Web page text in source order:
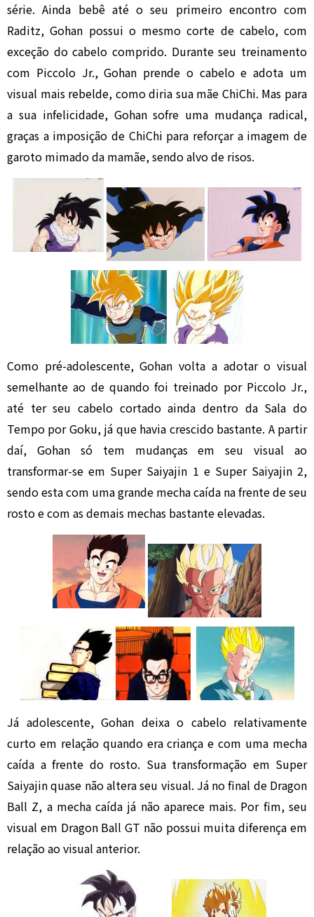
série. Ainda bebê até o seu primeiro encontro com
Raditz, Gohan possui o mesmo corte de cabelo, com
exceção do cabelo comprido. Durante seu treinamento
com Piccolo Jr., Gohan prende o cabelo e adota um
visual mais rebelde, como diria sua mãe ChiChi. Mas para
a sua infelicidade, Gohan sofre uma mudança radical,
graças a imposição de ChiChi para reforçar a imagem de
garoto mimado da mamãe, sendo alvo de risos.
Como pré-adolescente, Gohan volta a adotar o visual
semelhante ao de quando foi treinado por Piccolo Jr.,
até ter seu cabelo cortado ainda dentro da Sala do
Tempo por Goku, já que havia crescido bastante. A partir
daí, Gohan só tem mudanças em seu visual ao
transformar-se em Super Saiyajin 1 e Super Saiyajin 2,
sendo esta com uma grande mecha caída na frente de seu
rosto e com as demais mechas bastante elevadas.
Já adolescente, Gohan deixa o cabelo relativamente
curto em relação quando era criança e com uma mecha
caída a frente do rosto. Sua transformação em Super
Saiyajin quase não altera seu visual. Já no final de Dragon
Ball Z, a mecha caída já não aparece mais. Por fim, seu
visual em Dragon Ball GT não possui muita diferença em
relação ao visual anterior.